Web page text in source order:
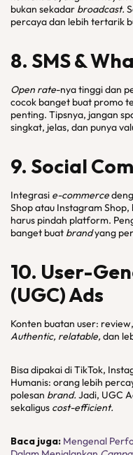
bukan sekadar broadcast.
percaya dan lebih tertarik
8. SMS &
Open rate-nya tinggi dan
cocok banget buat promo
penting. Tipsnya, jangan
singkat, jelas, dan punya
9. Social
Integrasi e-commerce
Shop atau Instagram Shop,
harus pindah platform.
banget buat brandyang
10. User-
(UGC) Ads
Konten buatan user: review,
Authentic, relatable, dan
Bisa dipakai di TikTok,
Humanis: orang lebih
polesan brand. Jadi, UGC
sekaligus cost-efficient.
Baca juga: Mengenal